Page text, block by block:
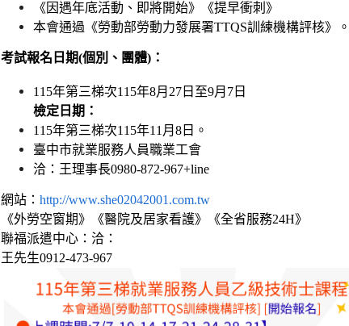
《因遇年底活動、即將開始》《提早衝刺》
本會通過《勞動部勞動力發展署TTQS訓練機構評核》。
考試報名日期(個別、團體)：
115年第三梯次115年8月27日至9月7日
檢定日期：
115年第三梯次115年11月8日。
臺中市就業服務人員職業工會
洽：王理事長0980-872-967+line
網站： http://www.she02042001.com.tw
《外勞空窗期》《醫院及居家看護》《全省服務24H》
聯福派遣中心：洽：
王先生0912-473-967